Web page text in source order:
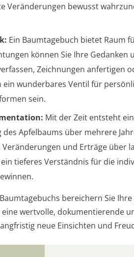
Veränderungen bewusst
Ein Baumtagebuch bietet Raum
können Sie Ihre Gedanken
Zeichnungen anfertigen
ein wunderbares Ventil für
sein.
Mit der Zeit entsteht
des Apfelbaums über mehrere
und Erträge über
tieferes Verständnis für die
bereichern Sie Ihre
wertvolle, dokumentierende
neue Einsichten und